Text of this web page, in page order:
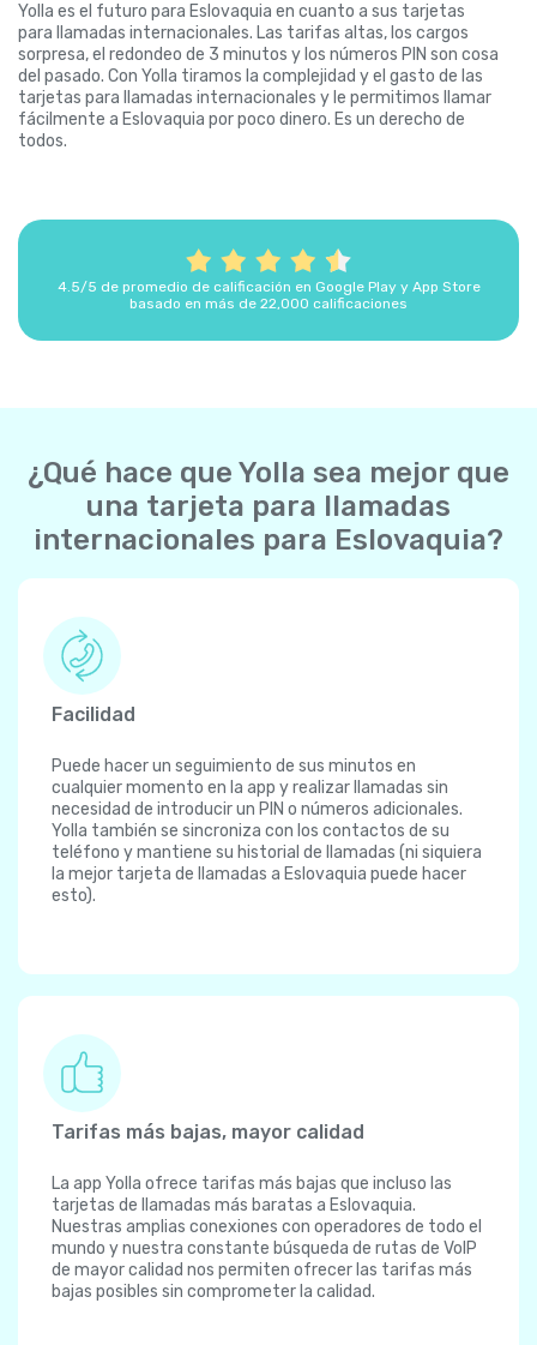
Yolla es el futuro para Eslovaquia en cuanto a sus tarjetas
para llamadas internacionales. Las tarifas altas, los cargos
sorpresa, el redondeo de 3 minutos y los números PIN son cosa
del pasado. Con Yolla tiramos la complejidad y el gasto de las
tarjetas para llamadas internacionales y le permitimos llamar
fácilmente a Eslovaquia por poco dinero. Es un derecho de
todos.
4.5/5 de promedio de calificación en Google Play y App Store
basado en más de 22,000 calificaciones
¿Qué hace que Yolla sea mejor que
una tarjeta para llamadas
internacionales para Eslovaquia?
Facilidad
Puede hacer un seguimiento de sus minutos en
cualquier momento en la app y realizar llamadas sin
necesidad de introducir un PIN o números adicionales.
Yolla también se sincroniza con los contactos de su
teléfono y mantiene su historial de llamadas (ni siquiera
la mejor tarjeta de llamadas a Eslovaquia puede hacer
esto).
Tarifas más bajas, mayor calidad
La app Yolla ofrece tarifas más bajas que incluso las
tarjetas de llamadas más baratas a Eslovaquia.
Nuestras amplias conexiones con operadores de todo el
mundo y nuestra constante búsqueda de rutas de VoIP
de mayor calidad nos permiten ofrecer las tarifas más
bajas posibles sin comprometer la calidad.